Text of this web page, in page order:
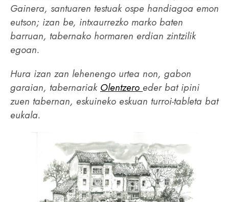
Gainera, santuaren testuak ospe handiagoa emon
eutson; izan be, intxaurrezko marko baten
barruan, tabernako hormaren erdian zintzilik
egoan.
Hura izan zan lehenengo urtea non, gabon
garaian, tabernariakOlentzeroeder bat ipini
zuen tabernan, eskuineko eskuan turroi-tableta bat
eukala.